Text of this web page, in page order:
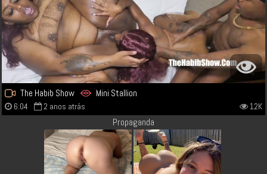
The Habib Show Mini Stallion
6:04 2 anos atrás 12K
Propaganda